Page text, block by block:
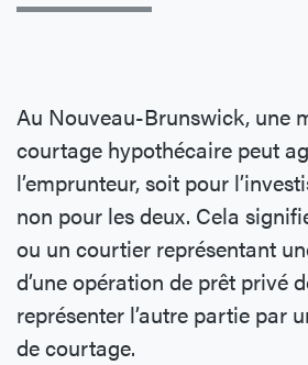
Au Nouveau-Brunswick, une
courtage hypothécaire peut
l’emprunteur, soit pour
non pour les deux. Cela
ou un courtier représentant
d’une opération de prêt privé
représenter l’autre partie par
de courtage.